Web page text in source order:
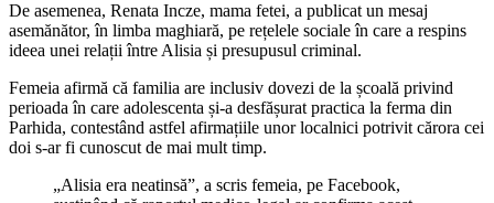
De asemenea, Renata Incze, mama fetei, a publicat un mesaj
asemănător, în limba maghiară, pe rețelele sociale în care a respins
ideea unei relații între Alisia și presupusul criminal.
Femeia afirmă că familia are inclusiv dovezi de la școală privind
perioada în care adolescenta și-a desfășurat practica la ferma din
Parhida, contestând astfel afirmațiile unor localnici potrivit cărora cei
doi s-ar fi cunoscut de mai mult timp.
„Alisia era neatinsă”, a scris femeia, pe Facebook,